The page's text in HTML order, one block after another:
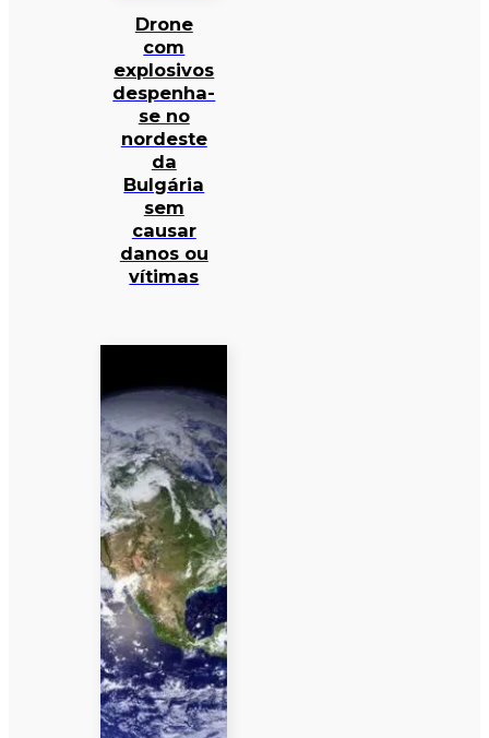
Drone
com
explosivos
despenha-
se no
nordeste
da
Bulgária
sem
causar
danos ou
vítimas